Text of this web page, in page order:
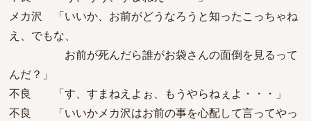
メカ沢 「いいか、お前がどうなろうと知ったこっちゃね
え、でもな、
お前が死んだら誰がお袋さんの面倒を見るって
んだ？」
不良 「す、すまねえよぉ、もうやらねぇよ・・・」
不良 「いいかメカ沢はお前の事を心配して言ってやっ